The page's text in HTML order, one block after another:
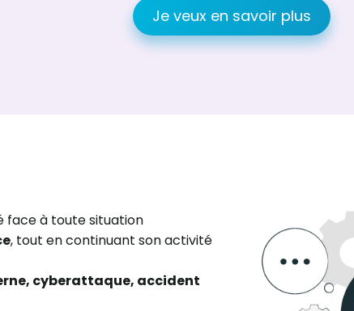
Je veux en savoir plus
face à toute situation
, tout en continuant son activité
cyberattaque, accident